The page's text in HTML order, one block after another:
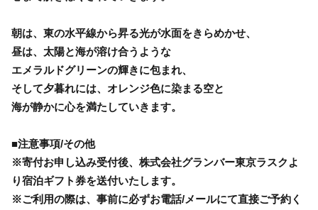
朝は、東の水平線から昇る光が水面をきらめかせ、
昼は、太陽と海が溶け合うような
エメラルドグリーンの輝きに包まれ、
そして夕暮れには、オレンジ色に染まる空と
海が静かに心を満たしていきます。
■注意事項/その他
※寄付お申し込み受付後、株式会社グランバー東京ラスクよ
り宿泊ギフト券を送付いたします。
※ご利用の際は、事前に必ずお電話/メールにて直接ご予約く